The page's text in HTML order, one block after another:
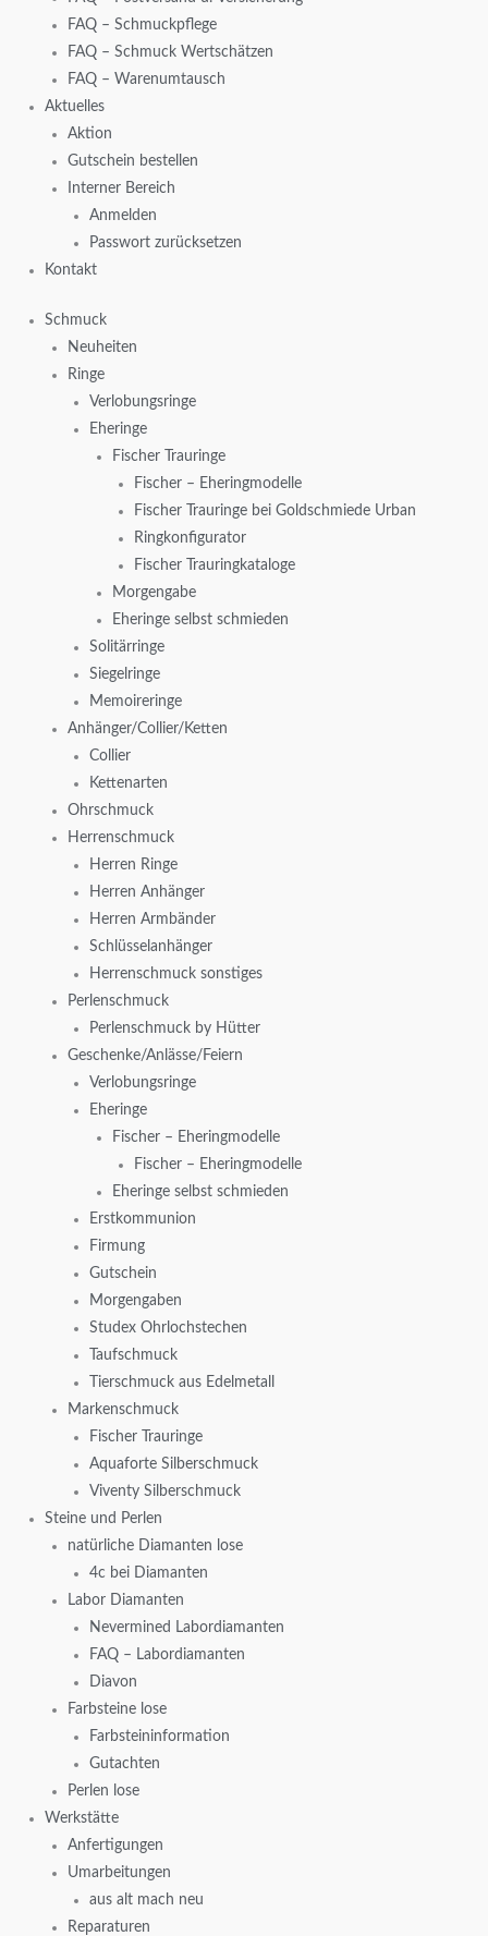
FAQ – Schmuckpflege
FAQ – Schmuck Wertschätzen
FAQ – Warenumtausch
Aktuelles
Aktion
Gutschein bestellen
Interner Bereich
Anmelden
Passwort zurücksetzen
Kontakt
Schmuck
Neuheiten
Ringe
Verlobungsringe
Eheringe
Fischer Trauringe
Fischer – Eheringmodelle
Fischer Trauringe bei Goldschmiede Urban
Ringkonfigurator
Fischer Trauringkataloge
Morgengabe
Eheringe selbst schmieden
Solitärringe
Siegelringe
Memoireringe
Anhänger/Collier/Ketten
Collier
Kettenarten
Ohrschmuck
Herrenschmuck
Herren Ringe
Herren Anhänger
Herren Armbänder
Schlüsselanhänger
Herrenschmuck sonstiges
Perlenschmuck
Perlenschmuck by Hütter
Geschenke/Anlässe/Feiern
Verlobungsringe
Eheringe
Fischer – Eheringmodelle
Fischer – Eheringmodelle
Eheringe selbst schmieden
Erstkommunion
Firmung
Gutschein
Morgengaben
Studex Ohrlochstechen
Taufschmuck
Tierschmuck aus Edelmetall
Markenschmuck
Fischer Trauringe
Aquaforte Silberschmuck
Viventy Silberschmuck
Steine und Perlen
natürliche Diamanten lose
4c bei Diamanten
Labor Diamanten
Nevermined Labordiamanten
FAQ – Labordiamanten
Diavon
Farbsteine lose
Farbsteininformation
Gutachten
Perlen lose
Werkstätte
Anfertigungen
Umarbeitungen
aus alt mach neu
Reparaturen